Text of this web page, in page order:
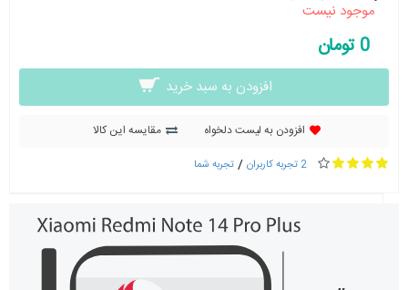
موجود نیست
0 تومان
افزودن به سبد خرید
افزودن به لیست دلخواه مقایسه این کالا
2 تجربه کاربران / تجربه شما